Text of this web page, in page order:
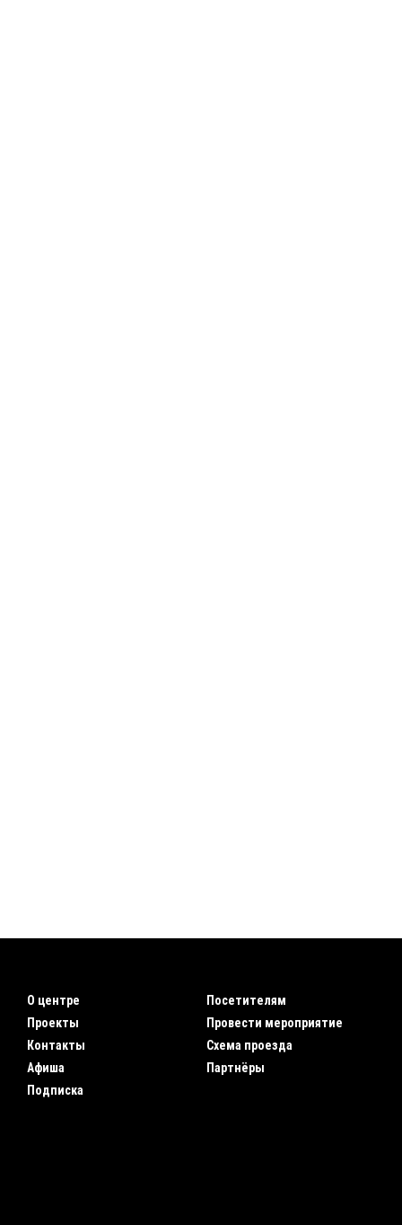
О центре
Проекты
Контакты
Афиша
Подписка
Посетителям
Провести мероприятие
Схема проезда
Партнёры